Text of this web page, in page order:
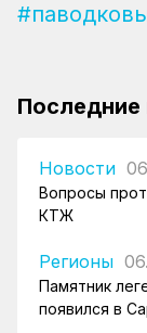
Последние
Новости
Вопросы
КТЖ
Регионы
Памятник
появился в